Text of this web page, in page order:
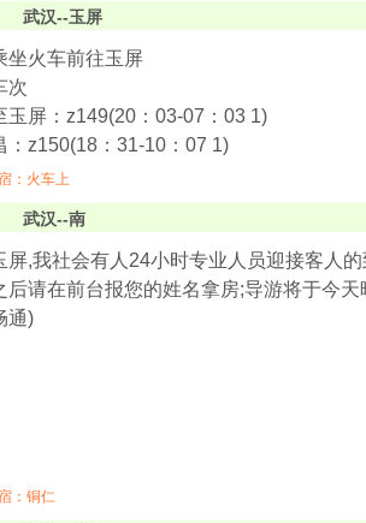
武汉--玉屏
坐火车前往玉屏
次
玉屏：z149(20：03-07：03 1)
：z150(18：31-10：07 1)
：火车上
武汉--南
屏,我社会有人24小时专业人员迎接客人
后请在前台报您的姓名拿房;导游将于今
通)
：铜仁